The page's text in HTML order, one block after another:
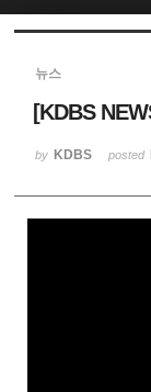
뉴스
[KDBS
by KDBS posted